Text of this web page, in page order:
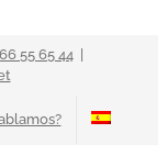
55 65 44